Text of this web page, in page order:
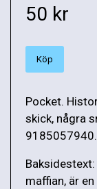
50 kr
Köp
Pocket.
skick, några
maffian, är